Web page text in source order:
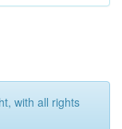
with all rights